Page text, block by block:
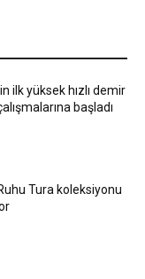
ilk yüksek hızlı demir
başladı
Tura koleksiyonu